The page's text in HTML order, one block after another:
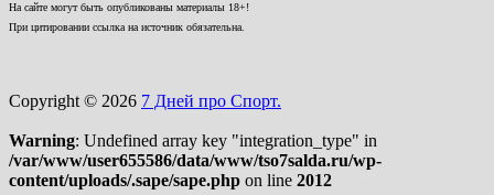
На сайте могут быть опубликованы материалы 18+!
При цитировании ссылка на источник обязательна.
Copyright © 2026 7 Дней про Спорт.
Warning: Undefined array key "integration_type" in
/var/www/user655586/data/www/tso7salda.ru/wp-
content/uploads/.sape/sape.php on line 2012